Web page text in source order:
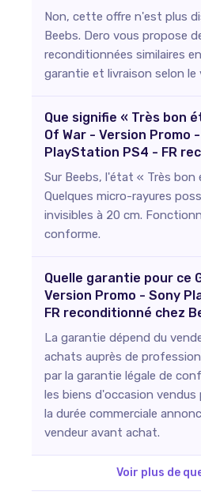
Non, cette offre n'est plus
Beebs. Dero vous propose
reconditionnées similaires
garantie et livraison selon le
Que signifie « Très bon
Of War - Version Promo
PlayStation PS4 - FR
Sur Beebs, l'état « Très bon
Quelques micro-rayures
invisibles à 20 cm.
conforme.
Quelle garantie pour ce
Version Promo - Sony
FR reconditionné chez
La garantie dépend du
achats auprès de
par la garantie légale de
les biens d'occasion vendus
la durée commerciale
vendeur avant achat.
Voir plus de